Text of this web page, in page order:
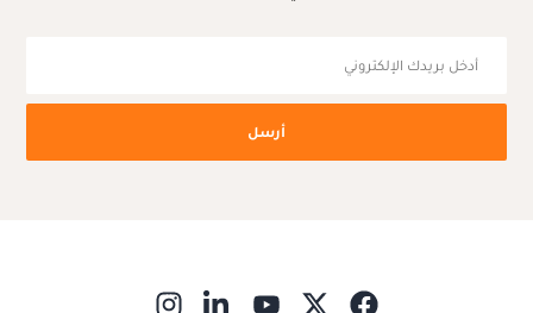
أرسل